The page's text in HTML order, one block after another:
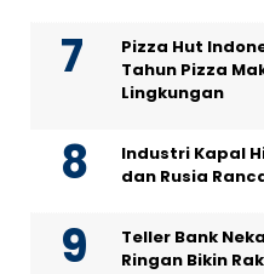
Pizza Hut
Tahun Pizza
Lingkungan
Industri Kapal
dan Rusia
Teller Bank
Ringan Bikin